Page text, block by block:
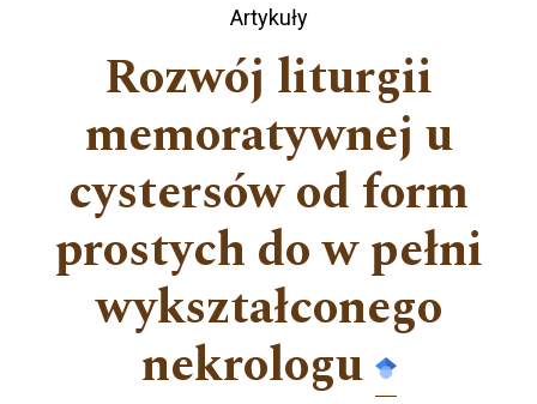
Artykuły
Rozwój liturgii
memoratywnej u
cystersów od form
prostych do w pełni
wykształconego
nekrologu